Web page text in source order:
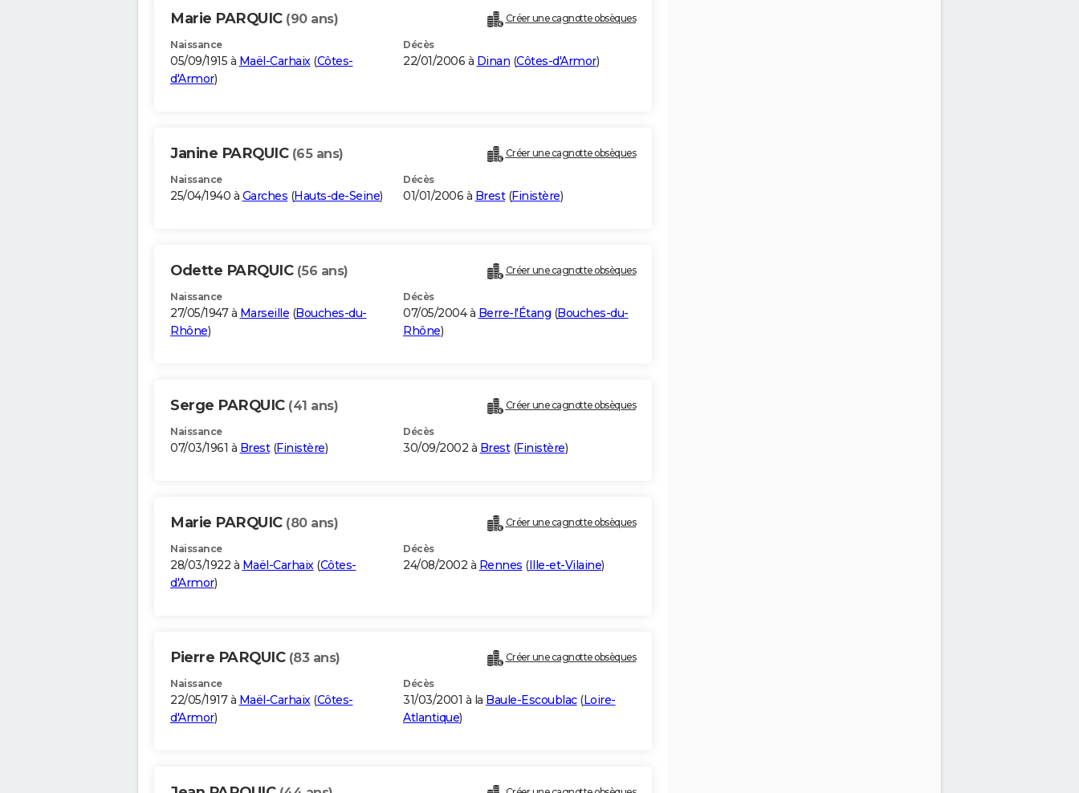
Marie PARQUIC (90 ans) Créer une cagnotte obsèques
Naissance
05/09/1915 à Maël-Carhaix(Côtes-
d'Armor)
Décès
22/01/2006 à Dinan (Côtes-d'Armor)
Janine PARQUIC (65 ans) Créer une cagnotte obsèques
Naissance
25/04/1940 à Garches (Hauts-de-Seine)
Décès
01/01/2006 à Brest(Finistère)
Odette PARQUIC (56 ans) Créer une cagnotte obsèques
Naissance
27/05/1947 à Marseille (Bouches-du-
Rhône)
Décès
07/05/2004 à Berre-l'Étang (Bouches-du-
Rhône)
Serge PARQUIC (41 ans) Créer une cagnotte obsèques
Naissance
07/03/1961 à Brest(Finistère)
Décès
30/09/2002 à Brest(Finistère)
Marie PARQUIC (80 ans) Créer une cagnotte obsèques
Naissance
28/03/1922 à Maël-Carhaix(Côtes-
d'Armor)
Décès
24/08/2002 à Rennes (Ille-et-Vilaine)
Pierre PARQUIC (83 ans) Créer une cagnotte obsèques
Naissance
22/05/1917 à Maël-Carhaix(Côtes-
d'Armor)
Décès
31/03/2001 à la Baule-Escoublac(Loire-
Atlantique)